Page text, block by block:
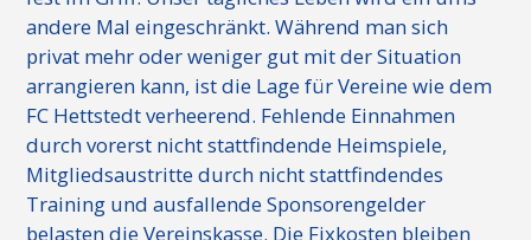
andere Mal eingeschränkt. Während man sich
privat mehr oder weniger gut mit der Situation
arrangieren kann, ist die Lage für Vereine wie dem
FC Hettstedt verheerend. Fehlende Einnahmen
durch vorerst nicht stattfindende Heimspiele,
Mitgliedsaustritte durch nicht stattfindendes
Training und ausfallende Sponsorengelder
belasten die Vereinskasse. Die Fixkosten bleiben